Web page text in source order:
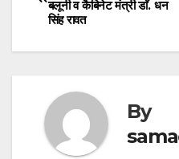
s
A
p
p
e
o
k
er
navigation
बलूनी व कैबिनेट मंत्री डाॅ. धन
सिंह रावत
By